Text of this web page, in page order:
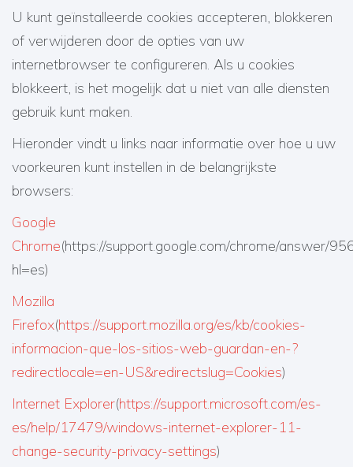
U kunt geïnstalleerde cookies accepteren, blokkeren
of verwijderen door de opties van uw
internetbrowser te configureren. Als u cookies
blokkeert, is het mogelijk dat u niet van alle diensten
gebruik kunt maken.
Hieronder vindt u links naar informatie over hoe u uw
voorkeuren kunt instellen in de belangrijkste
browsers:
Google
Chrome(https://support.google.com/chrome/answer/
hl=es)
Mozilla
Firefox(https://support.mozilla.org/es/kb/cookies-
informacion-que-los-sitios-web-guardan-en-?
redirectlocale=en-US&redirectslug=Cookies)
Internet Explorer(https://support.microsoft.com/es-
es/help/17479/windows-internet-explorer-11-
change-security-privacy-settings)